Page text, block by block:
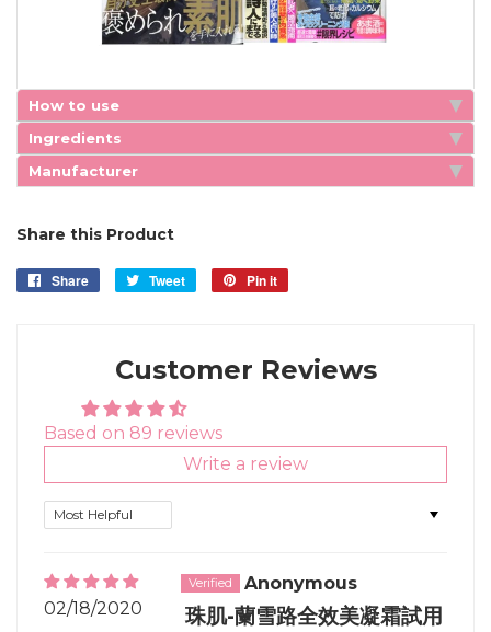
How to use
Ingredients
Manufacturer
Share this Product
Share
Share
Tweet
Tweet
Pin it
Customer Reviews
Based on 89 reviews
Write a review
02/18/2020
Anonymous
珠肌-蘭雪路全效美凝霜試用